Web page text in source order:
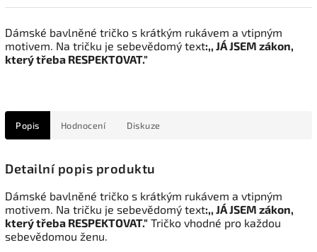
Dámské bavlněné tričko s krátkým rukávem a vtipným
motivem. Na tričku je sebevědomý text:,, JÁ JSEM zákon,
který třeba RESPEKTOVAT."
Popis Hodnocení Diskuze
Detailní popis produktu
Dámské bavlněné tričko s krátkým rukávem a vtipným
motivem. Na tričku je sebevědomý text:,, JÁ JSEM zákon,
který třeba RESPEKTOVAT." Tričko vhodné pro každou
sebevědomou ženu.